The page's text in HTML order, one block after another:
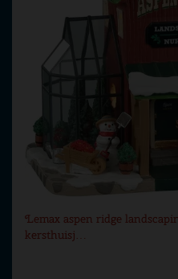
Lemax aspen ridge
kersthuisj…